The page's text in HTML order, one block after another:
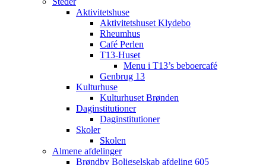
Aktivitetshuse
Aktivitetshuset Klydebo
Rheumhus
Café Perlen
T13-Huset
Menu i T13’s beboercafé
Genbrug 13
Kulturhuse
Kulturhuset Brønden
Daginstitutioner
Daginstitutioner
Skoler
Skolen
Almene afdelinger
Brøndby Boligselskab afdeling 605